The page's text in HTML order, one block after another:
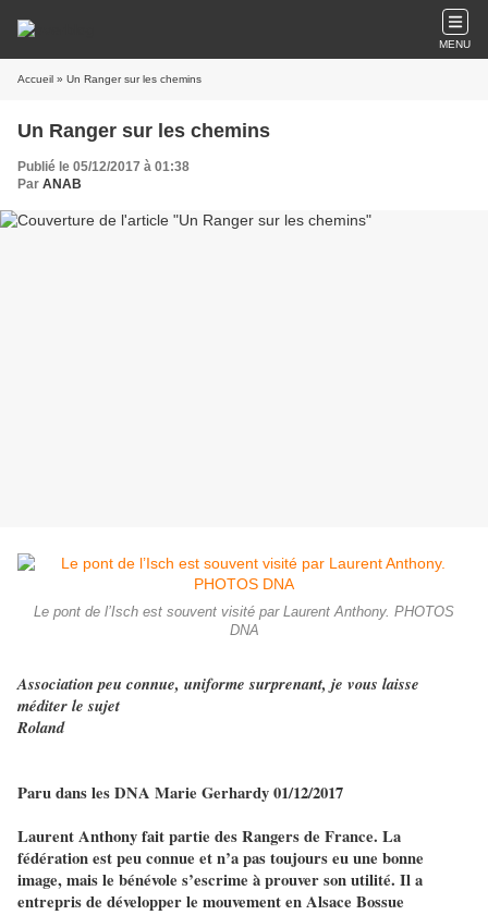
MENU
Accueil » Un Ranger sur les chemins
Un Ranger sur les chemins
Publié le 05/12/2017 à 01:38
Par ANAB
Le pont de l’Isch est souvent visité par Laurent Anthony. PHOTOS
DNA
Association peu connue, uniforme surprenant, je vous laisse
méditer le sujet
Roland
Paru dans les DNA Marie Gerhardy 01/12/2017
Laurent Anthony fait partie des Rangers de France. La
fédération est peu connue et n’a pas toujours eu une bonne
image, mais le bénévole s’escrime à prouver son utilité. Il a
entrepris de développer le mouvement en Alsace Bossue